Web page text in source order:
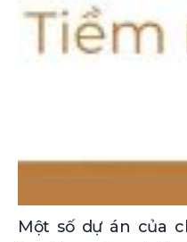
Một số dự án của